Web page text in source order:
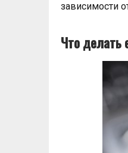
зависимости
Что делать